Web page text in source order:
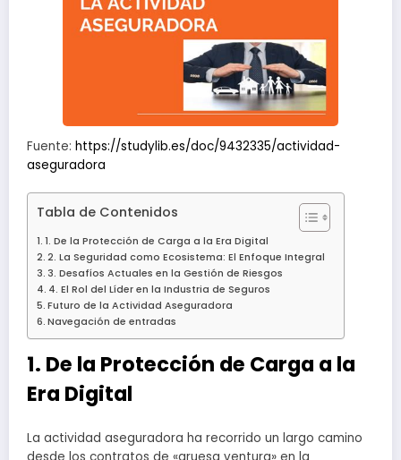
Fuente: https://studylib.es/doc/9432335/actividad-
aseguradora
Tabla de Contenidos
1. De la Protección de Carga a la Era Digital
2. La Seguridad como Ecosistema: El Enfoque Integral
3. Desafíos Actuales en la Gestión de Riesgos
4. El Rol del Líder en la Industria de Seguros
Futuro de la Actividad Aseguradora
Navegación de entradas
1. De la Protección de Carga a la
Era Digital
La actividad aseguradora ha recorrido un largo camino